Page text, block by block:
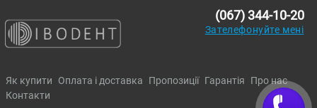
Як купити Оплата і доставка Пропозиції Гарантія
Про нас
Контакти
(067) 344-10-20
Зателефонуйте мені